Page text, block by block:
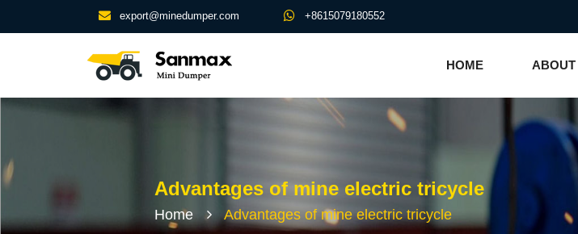
export@minedumper.com +8615079180552
HOME ABOUT
Advantages of mine electric tricycle
Home Advantages of mine electric tricycle